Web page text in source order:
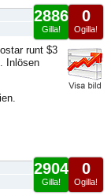
0
Ogilla!
2886
Gilla!
runt $3
Inlösen
0
Ogilla!
2904
Gilla!